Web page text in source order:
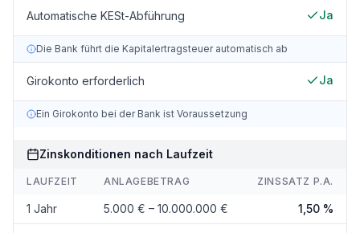
Automatische KESt-Abführung Ja
Die Bank führt die Kapitalertragsteuer automatisch ab
Girokonto erforderlich Ja
Ein Girokonto bei der Bank ist Voraussetzung
Zinskonditionen nach Laufzeit
LAUFZEIT ANLAGEBETRAG ZINSSATZ P.A.
1 Jahr 5.000 € – 10.000.000 € 1,50 %